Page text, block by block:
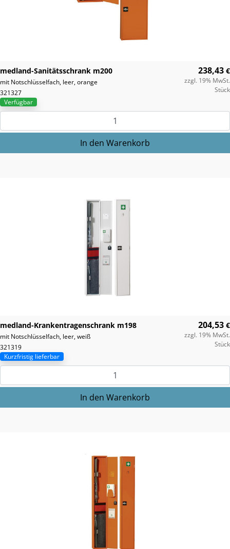
medland-Sanitätsschrank m200
mit Notschlüsselfach, leer, orange
321327
238,43 €
zzgl. 19% MwSt.
Stück
Verfügbar
medland-Krankentragenschrank m198
mit Notschlüsselfach, leer, weiß
321319
204,53 €
zzgl. 19% MwSt.
Stück
Kurzfristig lieferbar